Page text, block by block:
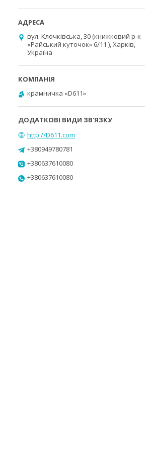
вул. Клочківська, 30 (книжковий р-к
«Райський куточок» 6/11 ), Харків,
Україна
крамничка «D611»
http://D611.com
+380949780781
+380637610080
+380637610080